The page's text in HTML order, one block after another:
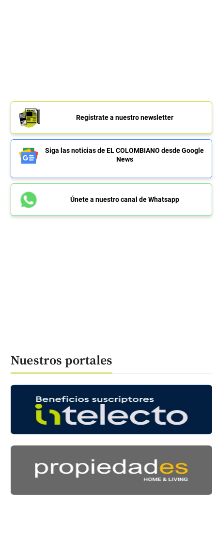
Regístrate a nuestro newsletter
Siga las noticias de EL COLOMBIANO desde Google
News
Únete a nuestro canal de Whatsapp
Nuestros portales